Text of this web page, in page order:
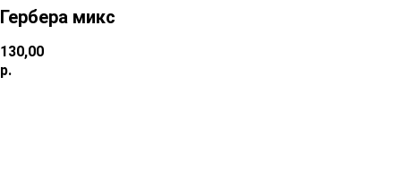
Гербера микс
130,00
р.